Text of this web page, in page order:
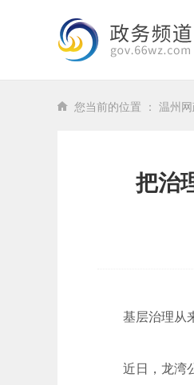
您当前的位置 ： 温州
把治
基层治理从
近日，龙湾